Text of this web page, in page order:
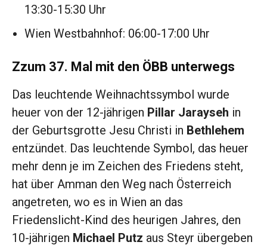
13:30-15:30 Uhr
Wien Westbahnhof: 06:00-17:00 Uhr
Zzum 37. Mal mit den ÖBB unterwegs
Das leuchtende Weihnachtssymbol wurde
heuer von der 12-jährigen Pillar Jarayseh in
der Geburtsgrotte Jesu Christi in Bethlehem
entzündet. Das leuchtende Symbol, das heuer
mehr denn je im Zeichen des Friedens steht,
hat über Amman den Weg nach Österreich
angetreten, wo es in Wien an das
Friedenslicht-Kind des heurigen Jahres, den
10-jährigen Michael Putz aus Steyr übergeben